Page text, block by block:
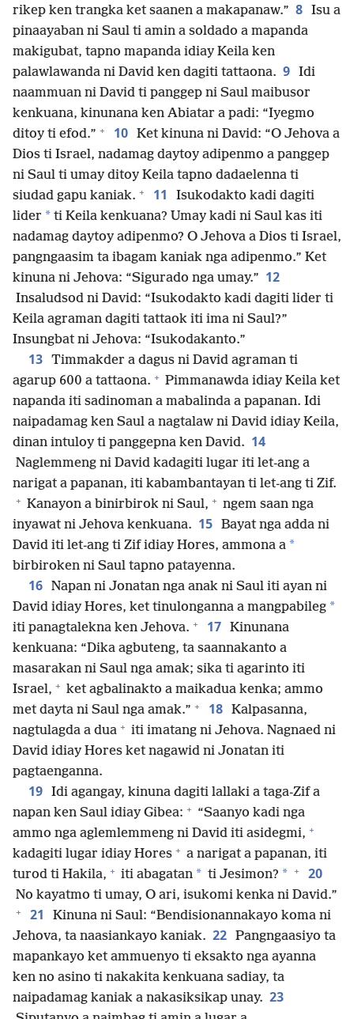
rikep ken trangka ket saanen a makapanaw.” 8 Isu a
pinaayaban ni Saul ti amin a soldado a mapanda
makigubat, tapno mapanda idiay Keila ken
palawlawanda ni David ken dagiti tattaona. 9 Idi
naammuan ni David ti panggep ni Saul maibusor
kenkuana, kinunana ken Abiatar a padi: “Iyegmo
ditoy ti efod.” + 10 Ket kinuna ni David: “O Jehova a
Dios ti Israel, nadamag daytoy adipenmo a panggep
ni Saul ti umay ditoy Keila tapno dadaelenna ti
siudad gapu kaniak. + 11
Isukodakto kadi dagiti
lider * ti Keila kenkuana? Umay kadi ni Saul kas iti
nadamag daytoy adipenmo? O Jehova a Dios ti Israel,
pangngaasim ta ibagam kaniak nga adipenmo.” Ket
kinuna ni Jehova: “Sigurado nga umay.” 12
Insaludsod ni David: “Isukodakto kadi dagiti lider ti
Keila agraman dagiti tattaok iti ima ni Saul?”
Insungbat ni Jehova: “Isukodakanto.”
13 Timmakder a dagus ni David agraman ti
agarup 600 a tattaona. + Pimmanawda idiay Keila ket
napanda iti sadinoman a mabalinda a papanan. Idi
naipadamag ken Saul a nagtalaw ni David idiay Keila,
dinan intuloy ti panggepna ken David. 14
Naglemmeng ni David kadagiti lugar iti let-ang a
narigat a papanan, iti kabambantayan ti let-ang ti Zif.
+ Kanayon a binirbirok ni Saul, + ngem saan nga
inyawat ni Jehova kenkuana. 15 Bayat nga adda ni
David iti let-ang ti Zif idiay Hores, ammona a *
birbiroken ni Saul tapno patayenna.
16 Napan ni Jonatan nga anak ni Saul iti ayan ni
David idiay Hores, ket tinulonganna a mangpabileg *
iti panagtalekna ken Jehova. + 17 Kinunana
kenkuana: “Dika agbuteng, ta saannakanto a
masarakan ni Saul nga amak; sika ti agarinto iti
Israel, + ket agbalinakto a maikadua kenka; ammo
met dayta ni Saul nga amak.” + 18 Kalpasanna,
nagtulagda a dua + iti imatang ni Jehova. Nagnaed ni
David idiay Hores ket nagawid ni Jonatan iti
pagtaenganna.
19 Idi agangay, kinuna dagiti lallaki a taga-Zif a
napan ken Saul idiay Gibea: + “Saanyo kadi nga
ammo nga aglemlemmeng ni David iti asidegmi, +
kadagiti lugar idiay Hores + a narigat a papanan, iti
turod ti Hakila, + iti abagatan * ti Jesimon? * + 20
No kayatmo ti umay, O ari, isukomi kenka ni David.”
+ 21
Kinuna ni Saul: “Bendisionannakayo koma ni
Jehova, ta naasiankayo kaniak. 22 Pangngaasiyo ta
mapankayo ket ammuenyo ti eksakto nga ayanna
ken no asino ti nakakita kenkuana sadiay, ta
naipadamag kaniak a nakasiksikap unay. 23